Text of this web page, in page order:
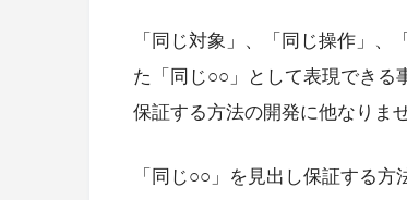
「同じ対象」、「同じ操作」
た「同じ○○」として表現できる
保証する方法の開発に他なりませ
「同じ○○」を見出し保証する